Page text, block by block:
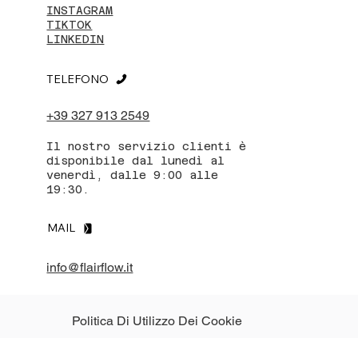
INSTAGRAM
TIKTOK
LINKEDIN
+39 327 913 2549
TELEFONO
Il nostro servizio clienti è
disponibile dal lunedì al
venerdì, dalle 9:00 alle
19:30.
info@flairflow.it
MAIL
Politica Di Utilizzo Dei Cookie